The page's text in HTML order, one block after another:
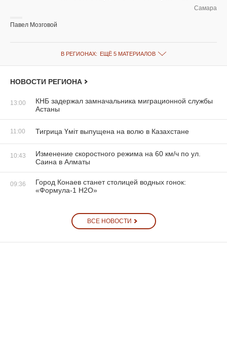
Самара
Павел Мозговой
В РЕГИОНАХ: ЕЩЁ 5 МАТЕРИАЛОВ
НОВОСТИ РЕГИОНА
13:00
КНБ задержал замначальника миграционной службы
Астаны
11:00 Тигрица Үміт выпущена на волю в Казахстане
10:43
Изменение скоростного режима на 60 км/ч по ул.
Саина в Алматы
09:36
Город Конаев станет столицей водных гонок:
«Формула-1 H2O»
ВСЕ НОВОСТИ